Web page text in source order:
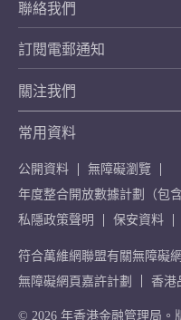
聯絡我們
訂閱電郵通知
關注我們
常用資料
公開資料
無障礙瀏覽
年度整合開放數據計劃（包
私隱政策聲明
保安資料
符合萬維網聯盟有關無障礙
無障礙網頁嘉許計劃
香港
© 2026 年香港金融管理局。